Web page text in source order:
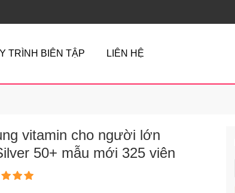
TRÌNH BIÊN TẬP LIÊN HỆ
vitamin cho người lớn
50+ mẫu mới 325 viên